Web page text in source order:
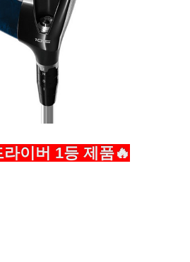
이버 1등 제품🔥